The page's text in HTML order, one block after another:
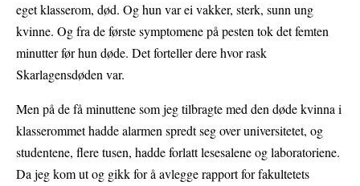
eget klasserom, død. Og hun var ei vakker, sterk, sunn ung
kvinne. Og fra de første symptomene på pesten tok det femten
minutter før hun døde. Det forteller dere hvor rask
Skarlagensdøden var.
Men på de få minuttene som jeg tilbragte med den døde kvinna i
klasserommet hadde alarmen spredt seg over universitetet, og
studentene, flere tusen, hadde forlatt lesesalene og laboratoriene.
Da jeg kom ut og gikk for å avlegge rapport for fakultetets